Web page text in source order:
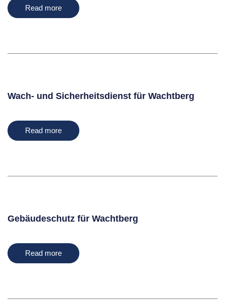
Read more
Wach- und Sicherheitsdienst für Wachtberg
Read more
Gebäudeschutz für Wachtberg
Read more